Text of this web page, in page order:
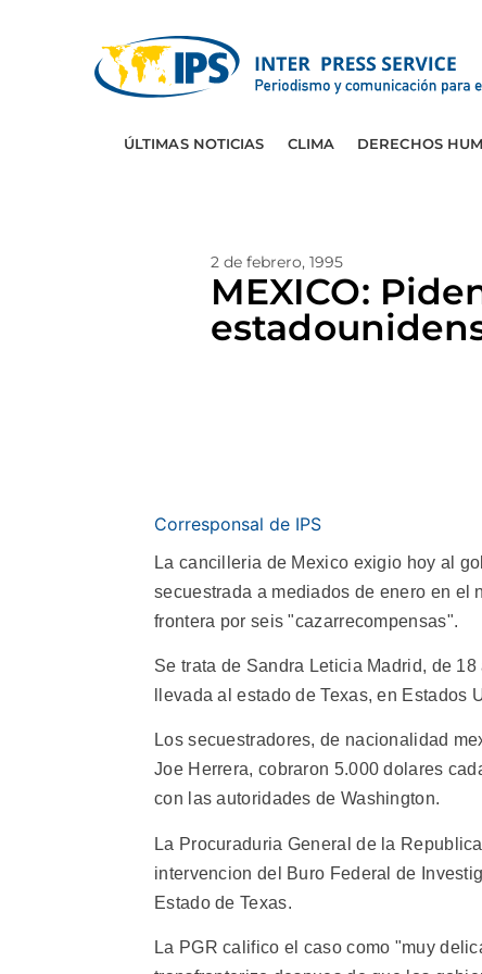
ÚLTIMAS NOTICIAS CLIMA DERECHOS
2 de febrero, 1995
MEXICO:
Corresponsal de IPS
La cancilleria de Mexico exigio hoy al
secuestrada a mediados de enero en el
frontera por seis "cazarrecompensas".
Se trata de Sandra Leticia Madrid, de
llevada al estado de Texas, en Estados
Los secuestradores, de nacionalidad
Joe Herrera, cobraron 5.000 dolares
con las autoridades de Washington.
La Procuraduria General de la
intervencion del Buro Federal de
Estado de Texas.
La PGR califico el caso como "muy